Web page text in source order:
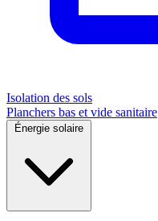
Isolation des sols
Planchers bas et vide sanitaire